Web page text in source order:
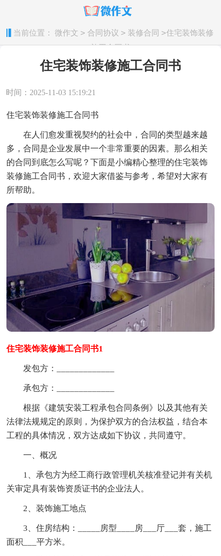
当前位置： 微作文 > 合同协议 > 装修合同 >住宅装饰装修
施工合同书
住宅装饰装修施工合同书
时间：2025-11-03 15:19:21
住宅装饰装修施工合同书
在人们愈发重视契约的社会中，合同的类型越来越
多，合同是企业发展中一个非常重要的因素。那么相关
的合同到底怎么写呢？下面是小编精心整理的住宅装饰
装修施工合同书，欢迎大家借鉴与参考，希望对大家有
所帮助。
住宅装饰装修施工合同书1
发包方：_____________
承包方：_____________
根据《建筑安装工程承包合同条例》以及其他有关
法律法规规定的原则，为保护双方的合法权益，结合本
工程的具体情况，双方达成如下协议，共同遵守。
一、概况
1、承包方为经工商行政管理机关核准登记并有关机
关审定具有装饰资质证书的企业法人。
2、装饰施工地点
3、住房结构：_____房型____房___厅___套，施工
面积___平方米。